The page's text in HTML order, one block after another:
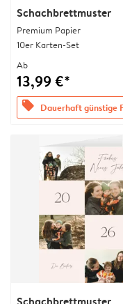
Schachbrettmuster
Premium Papier
10er Karten-Set
Ab
13,99 €*
offers Dauerhaft günstige